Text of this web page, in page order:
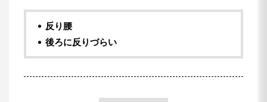
反り腰
後ろに反りづらい